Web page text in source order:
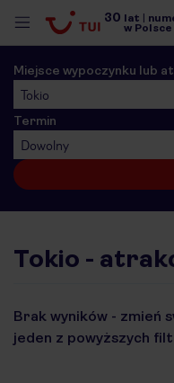
30 lat
w Polsce
Miejsce wypoczynku lub
Tokio
Termin
Dowolny
Tokio -
Brak wyników - zmień
jeden z powyższych